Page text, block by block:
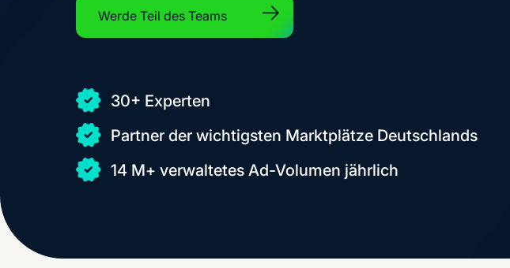
Werde Teil des Teams
30+ Experten
Partner der wichtigsten Marktplätze Deutschlands
14 M+ verwaltetes Ad-Volumen jährlich